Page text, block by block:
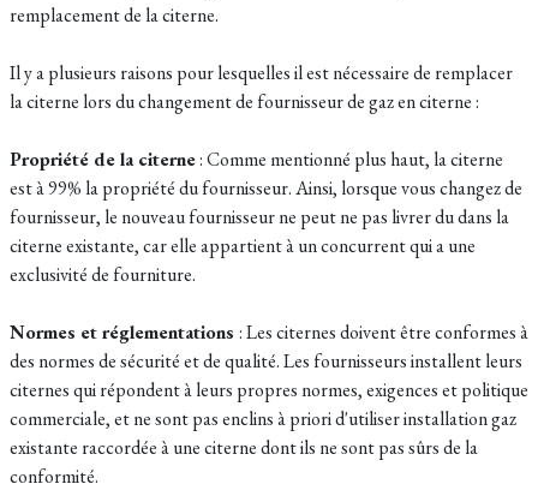
remplacement de la citerne.
Il y a plusieurs raisons pour lesquelles il est nécessaire de remplacer
la citerne lors du changement de fournisseur de gaz en citerne :
Propriété de la citerne: Comme mentionné plus haut, la citerne
est à 99% la propriété du fournisseur. Ainsi, lorsque vous changez de
fournisseur, le nouveau fournisseur ne peut ne pas livrer du dans la
citerne existante, car elle appartient à un concurrent qui a une
exclusivité de fourniture.
Normes et réglementations : Les citernes doivent être conformes à
des normes de sécurité et de qualité. Les fournisseurs installent leurs
citernes qui répondent à leurs propres normes, exigences et politique
commerciale, et ne sont pas enclins à priori d'utiliser installation gaz
existante raccordée à une citerne dont ils ne sont pas sûrs de la
conformité.